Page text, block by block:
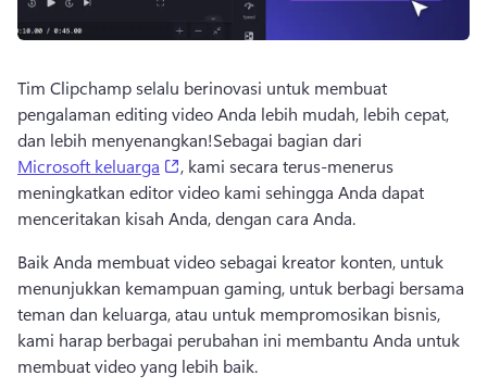
Tim Clipchamp selalu berinovasi untuk membuat
pengalaman editing video Anda lebih mudah, lebih cepat,
dan lebih menyenangkan!Sebagai bagian dari
Microsoft keluarga
(opens in a new tab)
, kami secara terus-menerus
meningkatkan editor video kami sehingga Anda dapat
menceritakan kisah Anda, dengan cara Anda.
Baik Anda membuat video sebagai kreator konten, untuk
menunjukkan kemampuan gaming, untuk berbagi bersama
teman dan keluarga, atau untuk mempromosikan bisnis,
kami harap berbagai perubahan ini membantu Anda untuk
membuat video yang lebih baik.